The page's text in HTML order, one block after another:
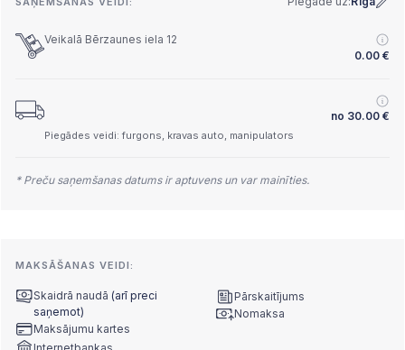
Veikalā Bērzaunes iela 12
0.00 €
no 30.00 €
Piegādes veidi: furgons, kravas auto, manipulators
* Preču saņemšanas datums ir aptuvens un var mainīties.
MAKSĀŠANAS VEIDI:
Skaidrā naudā (arī preci
saņemot)
Maksājumu kartes
Pārskaitījums
Nomaksa